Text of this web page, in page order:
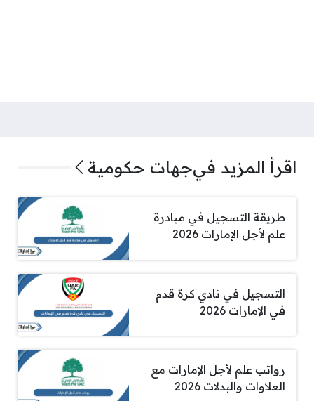
اقرأ المزيد فيجهات حكومية
طريقة التسجيل في مبادرة
علم لأجل الإمارات 2026
التسجيل في نادي كرة قدم
في الإمارات 2026
رواتب علم لأجل الإمارات مع
العلاوات والبدلات 2026